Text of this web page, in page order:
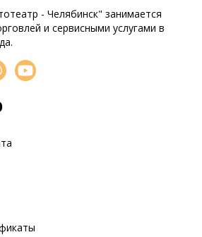
- Челябинск" занимается
и сервисными услугами в